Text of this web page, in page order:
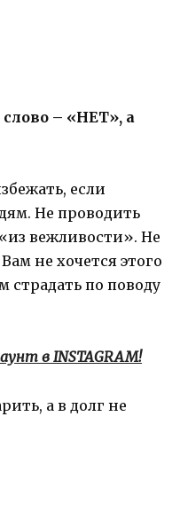
– «НЕТ», а
если
Не проводить
вежливости». Не
не хочется этого
страдать по поводу
в INSTAGRAM!
а в долг не